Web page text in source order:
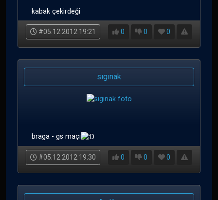
kabak çekirdeği
#05.12.2012 19:21 0 0 0
sıgınak
braga - gs maçı
#05.12.2012 19:30 0 0 0